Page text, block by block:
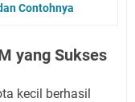
Contohnya
yang Sukses
kecil berhasil